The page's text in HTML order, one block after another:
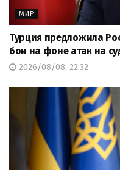
МИР
Турция предложила
бои на фоне атак на
2026/08/08, 22:32